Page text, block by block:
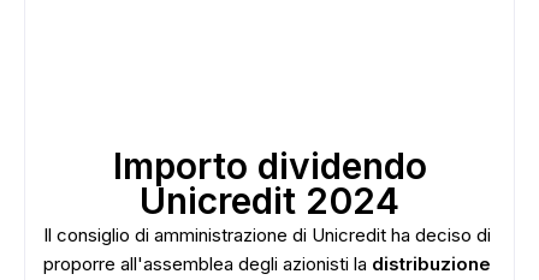
Importo dividendo
Unicredit 2024
Il consiglio di amministrazione di Unicredit ha deciso di
proporre all'assemblea degli azionisti la distribuzione